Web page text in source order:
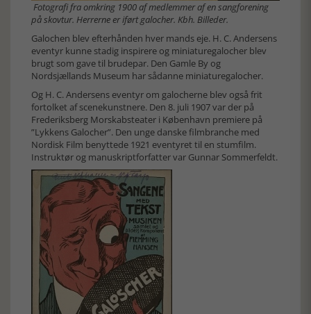
Fotografi fra omkring 1900 af medlemmer af en sangforening
på skovtur. Herrerne er iført galocher. Kbh. Billeder.
Galochen blev efterhånden hver mands eje. H. C. Andersens
eventyr kunne stadig inspirere og miniaturegalocher blev
brugt som gave til brudepar. Den Gamle By og
Nordsjællands Museum har sådanne miniaturegalocher.
Og H. C. Andersens eventyr om galocherne blev også frit
fortolket af scenekunstnere. Den 8. juli 1907 var der på
Frederiksberg Morskabsteater i København premiere på
”Lykkens Galocher”. Den unge danske filmbranche med
Nordisk Film benyttede 1921 eventyret til en stumfilm.
Instruktør og manuskriptforfatter var Gunnar Sommerfeldt.